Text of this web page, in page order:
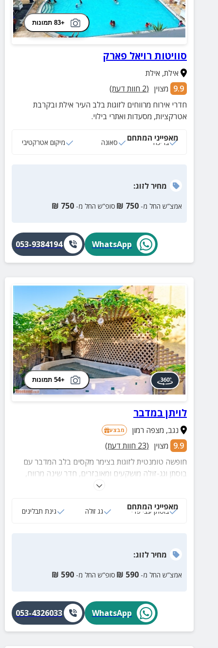
+83 תמונות
סוויטות רויאל פארק
אילת, אילת
9.9 מצוין (
2 חוות דעת)
חדרי אירוח מרווחים לזוגות בלב העיר אילת ובקרבת
אטרקציות, מסעדות ואתרי בילוי.
מאפייני המתחם
בריכה סאונה מיקום אטרקטיבי
מחירלזוג:
אמצ”ש החל מ- 750
₪ סופ”ש החל מ- 750
₪
WhatsApp
053-9384194
+54 תמונות
לויתן במדבר
נגב, מצפה רמון מבצע
9.9 מצוין (
23 חוות דעת)
חופשה טומנטית לזוגות בצימר מקסים בלב המדבר עם
בוסתן וגג-זולה מושקעים ומאובזרים, חדר שינה מרווח,
חדר רחצה מושקע, מטבח מאובזר ועוד.
מאפייני המתחם
בוסתן עצי פרי גג זולה גינת תבלינים
מחירלזוג:
אמצ”ש החל מ- 590
₪ סופ”ש החל מ- 590
₪
WhatsApp
053-4326033